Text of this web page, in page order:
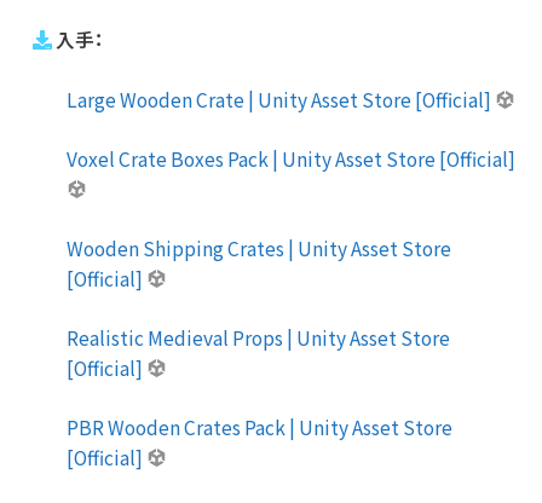
入手：
Large Wooden Crate | Unity Asset Store [Official]
Voxel Crate Boxes Pack | Unity Asset Store [Official]
Wooden Shipping Crates | Unity Asset Store
[Official]
Realistic Medieval Props | Unity Asset Store
[Official]
PBR Wooden Crates Pack | Unity Asset Store
[Official]